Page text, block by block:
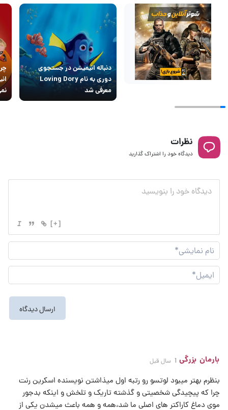
دنباله انیمیشن در جستجوی
دوری به نام Loving Dory
معرفی شد
نظرات
دیدگاه خود را اشتراک گذارید
[+]
نام
بارمان بزرگی 1 سال قبل
بنظرم بهتر میبود لوتسو رو رتبه اول میذاشتن نویسنده اسکرین رنت
چرا که پیچیدگی شخصیتی و گذشته تاریک و تلخش و اینکه بدجور
موی دماغ کاراکتر های اصلی ما شد،همه و همه باعث میشدن یکی از